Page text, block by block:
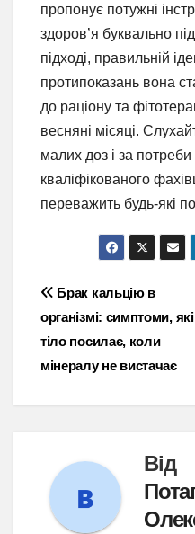
пропонує потужні
здоров’я буквально
підході, правильній
протипоказань вона
до раціону та
весняні місяці.
малих доз і за
кваліфікованого
переважить будь-які
Навігація
записів
Брак кальцію в
організмі: симптоми, які
тіло посилає, коли
мінералу не вистачає
Від